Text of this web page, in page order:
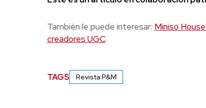
También le puede interesar: Miniso
creadores UGC.
TAGS Revista P&M